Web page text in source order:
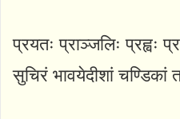
प्रयतः प्राञ्जलिः प्रह्वः
सुचिरं भावयेदीशां चण्डिकां